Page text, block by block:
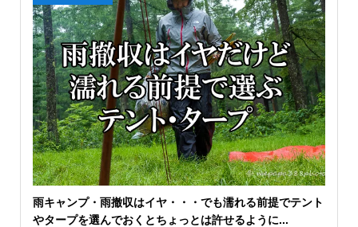
雨キャンプ・雨撤収はイヤ・・・でも濡れる前提でテント
やタープを選んでおくとちょっとは許せるように...